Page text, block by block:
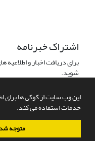
این وب سایت از کوکی ها برای
خدمات استفاده می کند.
متوجه
اشتراک خبرنامه
برای دریافت اخبار و
شوید.
سامانه مدیریت نشریات